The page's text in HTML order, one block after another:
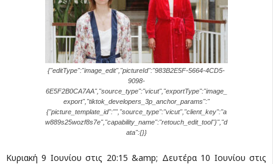
{"editType":"image_edit","pictureId":"983B2E5F-5664-4CD5-
9098-
6E5F2B0CA7AA","source_type":"vicut","exportType":"image_
export","tiktok_developers_3p_anchor_params":"
{"picture_template_id":"","source_type":"vicut","client_key":"a
w889s25wozf8s7e","capability_name":"retouch_edit_tool"}","d
ata":{}}
Κυριακή 9 Ιουνίου στις 20:15 &amp; Δευτέρα 10 Ιουνίου στις